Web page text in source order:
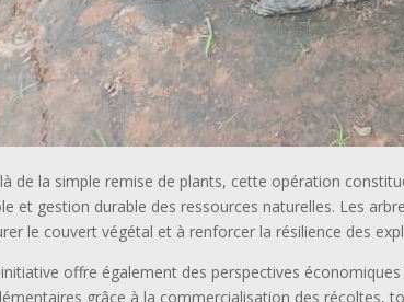
de la simple remise de plants, cette opération
et gestion durable des ressources naturelles. Les
le couvert végétal et à renforcer la résilience des
offre également des perspectives
grâce à la commercialisation des récoltes,